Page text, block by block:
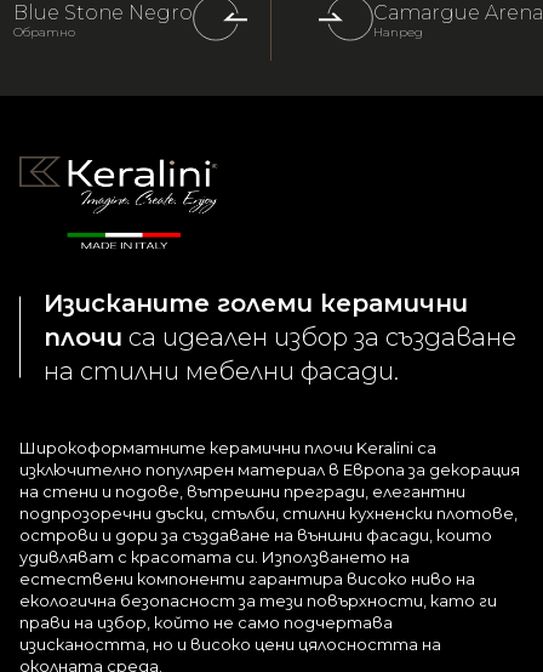
Blue Stone Negro
Обратно
Camargue Arena
Напред
Изисканите големи керамични
плочи са идеален избор за създаване
на стилни мебелни фасади.
Широкоформатните керамични плочи Keralini са
изключително популярен материал в Европа за декорация
на стени и подове, вътрешни прегради, елегантни
подпрозоречни дъски, стълби, стилни кухненски плотове,
острови и дори за създаване на външни фасади, които
удивляват с красотата си. Използването на
естествени компоненти гарантира високо ниво на
екологична безопасност за тези повърхности, като ги
прави на избор, който не само подчертава
изискаността, но и високо цени цялосността на
околната среда.